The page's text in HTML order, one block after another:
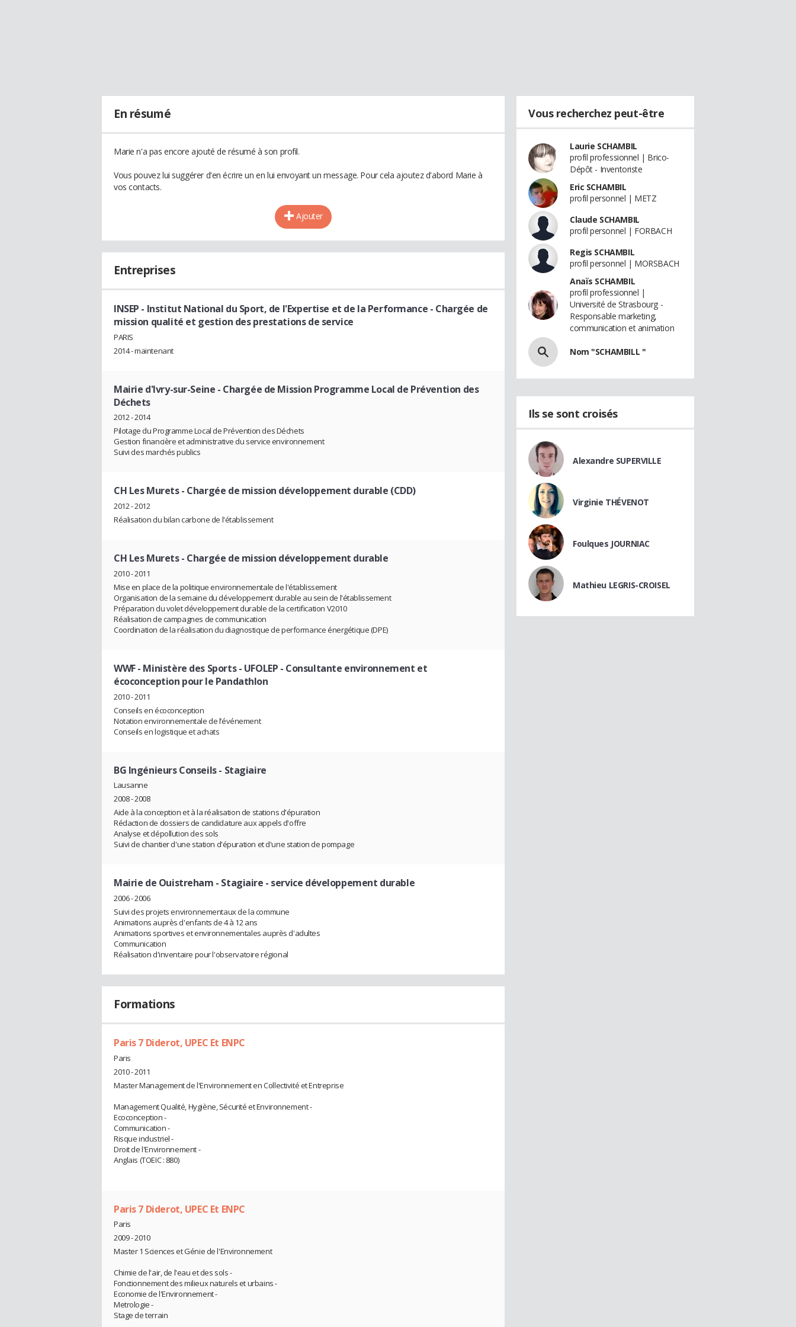
En résumé
Marie n'a pas encore ajouté de résumé à son profil.
Vous pouvez lui suggérer d'en écrire un en lui envoyant un message. Pour cela ajoutez d'abord Marie à
vos contacts.
Ajouter
Entreprises
INSEP - Institut National du Sport, de l'Expertise et de la Performance - Chargée de
mission qualité et gestion des prestations de service
PARIS
2014 - maintenant
Mairie d'Ivry-sur-Seine - Chargée de Mission Programme Local de Prévention des
Déchets
2012 - 2014
Pilotage du Programme Local de Prévention des Déchets
Gestion financière et administrative du service environnement
Suivi des marchés publics
CH Les Murets- Chargée de mission développement durable (CDD)
2012 - 2012
Réalisation du bilan carbone de l'établissement
CH Les Murets- Chargée de mission développement durable
2010 - 2011
Mise en place de la politique environnementale de l'établissement
Organisation de la semaine du développement durable au sein de l'établissement
Préparation du volet développement durable de la certification V2010
Réalisation de campagnes de communication
Coordination de la réalisation du diagnostique de performance énergétique (DPE)
WWF - Ministère des Sports - UFOLEP - Consultante environnement et
écoconception pour le Pandathlon
2010 - 2011
Conseils en écoconception
Notation environnementale de l’événement
Conseils en logistique et achats
BG Ingénieurs Conseils- Stagiaire
Lausanne
2008 - 2008
Aide à la conception et à la réalisation de stations d'épuration
Rédaction de dossiers de candidature aux appels d'offre
Analyse et dépollution des sols
Suivi de chantier d'une station d'épuration et d'une station de pompage
Mairie de Ouistreham - Stagiaire - service développement durable
2006 - 2006
Suivi des projets environnementaux de la commune
Animations auprès d'enfants de 4 à 12 ans
Animations sportives et environnementales auprès d'adultes
Communication
Réalisation d'inventaire pour l'observatoire régional
Formations
Paris 7 Diderot, UPEC Et ENPC
Paris
2010 - 2011
Master Management de l'Environnement en Collectivité et Entreprise
Management Qualité, Hygiène, Sécurité et Environnement -
Ecoconception -
Communication -
Risque industriel -
Droit de l'Environnement -
Anglais (TOEIC : 880)
Paris 7 Diderot, UPEC Et ENPC
Paris
2009 - 2010
Master 1 Sciences et Génie de l'Environnement
Chimie de l'air, de l'eau et des sols -
Fonctionnement des milieux naturels et urbains -
Economie de l'Environnement -
Metrologie -
Stage de terrain
Vous recherchez peut-être
Laurie SCHAMBIL
profil professionnel | Brico-
Dépôt - Inventoriste
Eric SCHAMBIL
profil personnel | METZ
Claude SCHAMBIL
profil personnel | FORBACH
Regis SCHAMBIL
profil personnel | MORSBACH
Anaïs SCHAMBIL
profil professionnel |
Université de Strasbourg -
Responsable marketing,
communication et animation
Nom "SCHAMBILL "
Ils se sont croisés
Alexandre SUPERVILLE
Virginie THÉVENOT
Foulques JOURNIAC
Mathieu LEGRIS-CROISEL